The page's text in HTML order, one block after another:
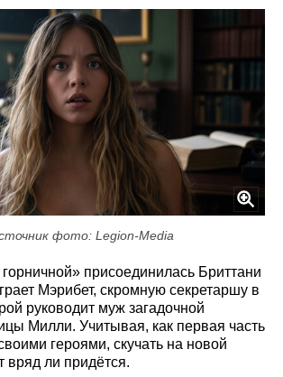
фото: Legion-Media
присоединилась Бриттани
Мэрибет, скромную секретаршу в
руководит муж загадочной
Милли. Учитывая, как первая часть
героями, скучать на новой
вряд ли придётся.